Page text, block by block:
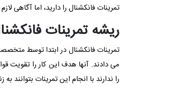
تمرینات فانکشنال را دارید، اما آگاهی
ریشه تمرینات
تمرینات فانکشنال در ابتدا توسط
می دادند. آنها هدف این کار را تقویت
را ندارند با انجام این تمرینات بتوانند